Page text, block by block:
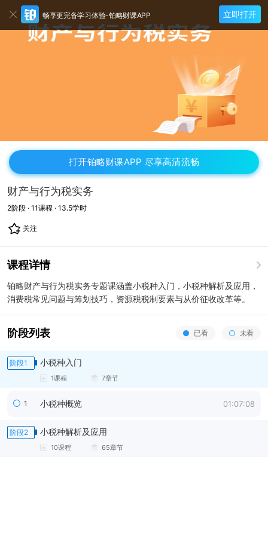
畅享更完备学习体验-铂略财课APP 立即打开
打开铂略财课APP 尽享高清流畅
财产与行为税实务
2阶段 · 11课程 · 13.5学时
关注
课程详情
铂略财产与行为税实务专题课涵盖小税种入门，小税种解析及应用，
消费税常见问题与筹划技巧，资源税税制要素与从价征收改革等。
阶段列表 已看 未看
阶段1 小税种入门
1课程 7章节
1 小税种概览 01:07:08
阶段2 小税种解析及应用
10课程 65章节